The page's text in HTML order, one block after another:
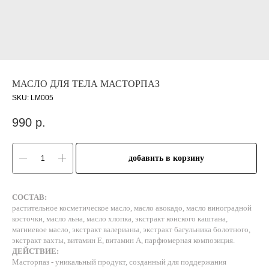
МАСЛО ДЛЯ ТЕЛА МАСТОРПАЗ
SKU: LM005
990 р.
добавить в корзину
СОСТАВ:
растительное косметическое масло, масло авокадо, масло виноградной
косточки, масло льна, масло хлопка, экстракт конского каштана,
магниевое масло, экстракт валерианы, экстракт багульника болотного,
экстракт вахты, витамин Е, витамин А, парфюмерная композиция.
ДЕЙСТВИЕ:
Масторпаз - уникальный продукт, созданный для поддержания